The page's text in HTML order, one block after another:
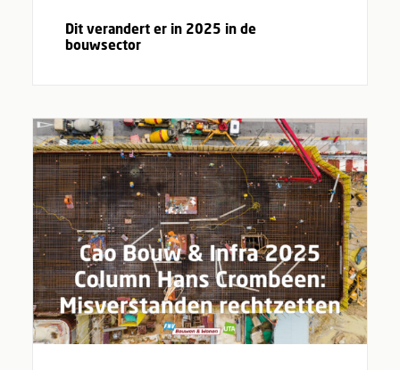
Dit verandert er in 2025 in de
bouwsector